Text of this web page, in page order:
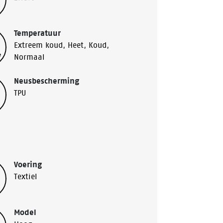
Temperatuur
Extreem koud, Heet, Koud,
Normaal
Neusbescherming
TPU
Voering
Textiel
Model